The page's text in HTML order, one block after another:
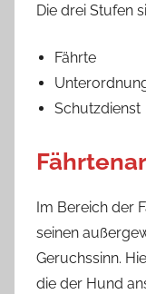
Die drei Stufen
Fährte
Schutzdienst
Im Bereich der
seinen
Geruchssinn.
die der Hund